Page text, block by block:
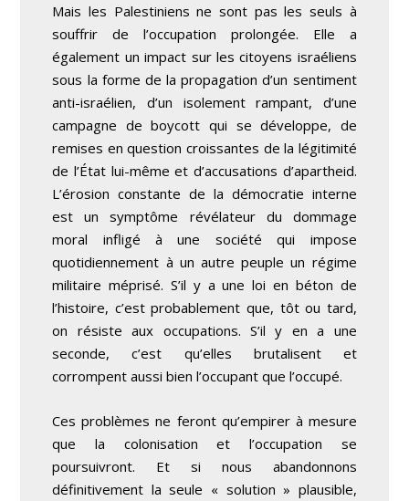
Mais les Palestiniens ne sont pas les seuls à
souffrir de l’occupation prolongée. Elle a
également un impact sur les citoyens israéliens
sous la forme de la propagation d’un sentiment
anti-israélien, d’un isolement rampant, d’une
campagne de boycott qui se développe, de
remises en question croissantes de la légitimité
de l’État lui-même et d’accusations d’apartheid.
L’érosion constante de la démocratie interne
est un symptôme révélateur du dommage
moral infligé à une société qui impose
quotidiennement à un autre peuple un régime
militaire méprisé. S’il y a une loi en béton de
l’histoire, c’est probablement que, tôt ou tard,
on résiste aux occupations. S’il y en a une
seconde, c’est qu’elles brutalisent et
corrompent aussi bien l’occupant que l’occupé.
Ces problèmes ne feront qu’empirer à mesure
que la colonisation et l’occupation se
poursuivront. Et si nous abandonnons
définitivement la seule « solution » plausible,